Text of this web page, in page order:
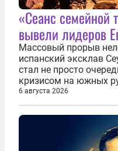
«Сеанс семейной
вывели лидеров
Массовый прорыв
испанский эксклав
стал не просто
кризисом на южных
фундаментальный
продемонстрировав,
выстраивавшаяся
6 августа 2026